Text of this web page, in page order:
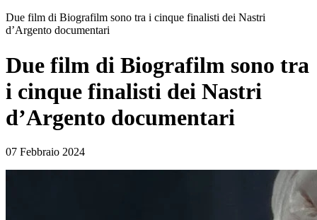
Due film di Biografilm sono tra i cinque finalisti dei Nastri
d’Argento documentari
Due film di Biografilm sono tra
i cinque finalisti dei Nastri
d’Argento documentari
07 Febbraio 2024